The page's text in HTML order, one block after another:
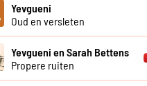
Yevgueni
Oud en versleten
Yevgueni en Sarah Bettens
Propere ruiten